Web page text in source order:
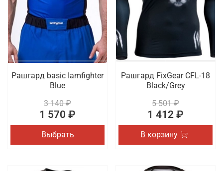
Рашгард basic Iamfighter
Blue
3 140 ₽
1 570 ₽
Выбрать
Рашгард FixGear CFL-18
Black/Grey
5 501 ₽
1 412 ₽
В корзину